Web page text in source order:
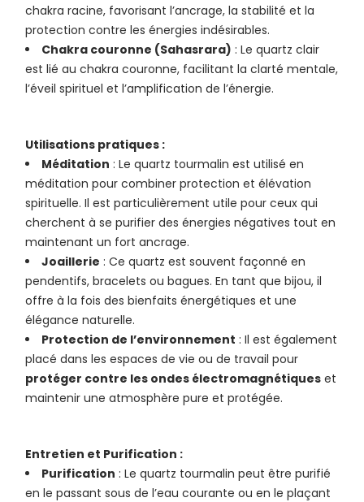
chakra racine, favorisant l’ancrage, la stabilité et la
protection contre les énergies indésirables.
Chakra couronne (Sahasrara) : Le quartz clair
est lié au chakra couronne, facilitant la clarté mentale,
l’éveil spirituel et l’amplification de l’énergie.
Utilisations pratiques :
Méditation : Le quartz tourmalin est utilisé en
méditation pour combiner protection et élévation
spirituelle. Il est particulièrement utile pour ceux qui
cherchent à se purifier des énergies négatives tout en
maintenant un fort ancrage.
Joaillerie : Ce quartz est souvent façonné en
pendentifs, bracelets ou bagues. En tant que bijou, il
offre à la fois des bienfaits énergétiques et une
élégance naturelle.
Protection de l’environnement : Il est également
placé dans les espaces de vie ou de travail pour
protéger contre les ondes électromagnétiques et
maintenir une atmosphère pure et protégée.
Entretien et Purification :
Purification : Le quartz tourmalin peut être purifié
en le passant sous de l’eau courante ou en le plaçant